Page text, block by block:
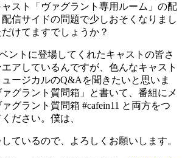
スト「ヴァグラント専用ルーム」の配
信サイドの問題で少しおそくなりまし
だけてますでしょうか？
ントに登場してくれたキャストの皆さ
アしているんですが、色んなキャスト
ージカルのQ&Aを聞きたいと思いま
グラント質問箱」と書いて、番組にメ
グラント質問箱 #cafein11 と両方をつ
ださい。僕は、
ているので、よろしくお願いします。